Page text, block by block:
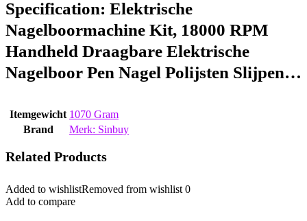
Specification: Elektrische
Nagelboormachine Kit, 18000 RPM
Handheld Draagbare Elektrische
Nagelboor Pen Nagel Polijsten Slijpen…
Itemgewicht ‎1070 Gram
Brand
Merk: Sinbuy
Related Products
Added to wishlistRemoved from wishlist 0
Add to compare